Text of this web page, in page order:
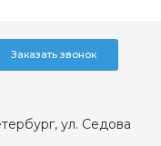
Заказать звонок
ул. Седова